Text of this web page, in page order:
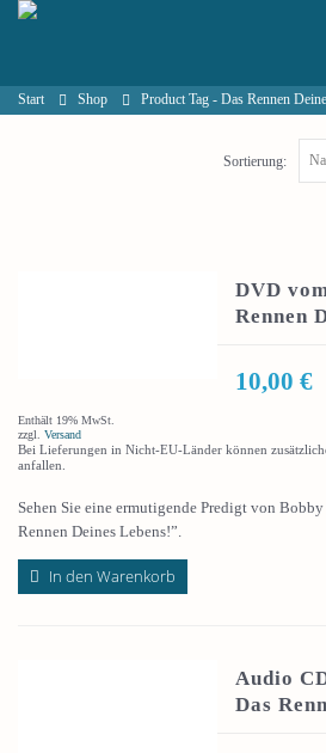
Start Shop Product Tag - Das Rennen
Sortierung:
DVD
Rennen
10,00€
Enthält 19% MwSt.
zzgl. Versand
Bei Lieferungen in Nicht-EU-Länder können
anfallen.
Sehen Sie eine ermutigende Predigt von
Rennen Deines Lebens!”.
In den Warenkorb
Audio
Das